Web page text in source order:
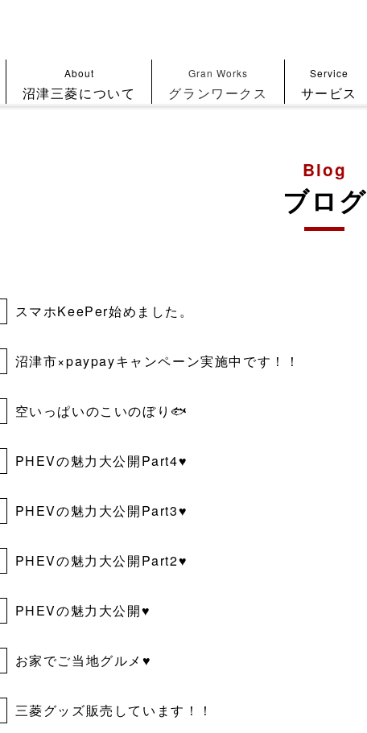
About
沼津三菱について
Gran Works
グランワークス
Service
サービス
Blog
ブログ
スマホKeePer始めました。
沼津市×paypayキャンペーン実施中です！！
空いっぱいのこいのぼり🐟
PHEVの魅力大公開Part4♥
PHEVの魅力大公開Part3♥
PHEVの魅力大公開Part2♥
PHEVの魅力大公開♥
お家でご当地グルメ♥
三菱グッズ販売しています！！